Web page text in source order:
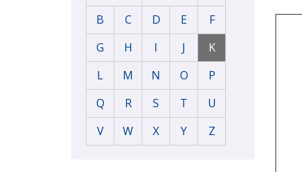
B
C D E
F
G
H I J
K
L
M N O
P
Q
R S T
U
V
W X Y Z